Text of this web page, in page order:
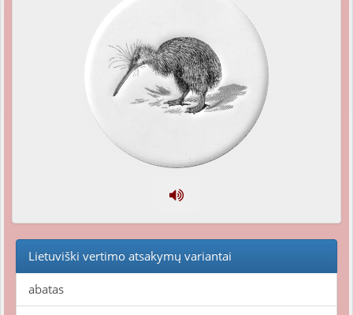
Lietuviški vertimo atsakymų variantai
abatas